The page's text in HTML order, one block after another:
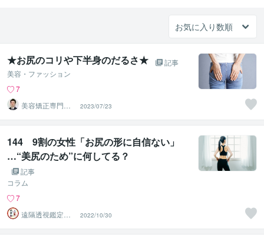
★お尻のコリや下半身のだるさ★
記事
美容・ファッション
7
美容矯正専門店
ウェミアス
2023/07/23
144 9割の女性「お尻の形に自信ない」
…“美尻のため”に何してる？
記事
コラム
7
遠隔透視鑑定
師・すずか✡
2022/10/30